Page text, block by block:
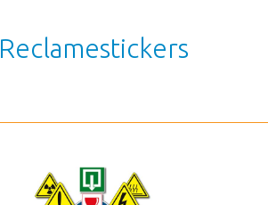
Reclamestickers